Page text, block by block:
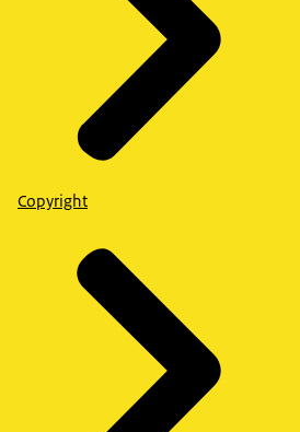
Copyright